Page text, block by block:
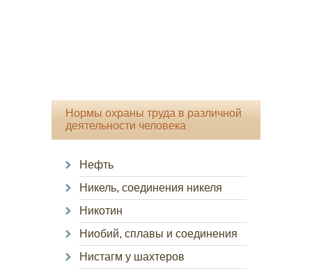
Нормы охраны труда в различной
деятельности человека
Нефть
Никель, соединения никеля
Никотин
Ниобий, сплавы и соединения
Нистагм у шахтеров